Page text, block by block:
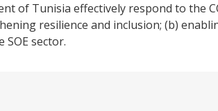
of Tunisia effectively respond to the
resilience and inclusion; (b)
sector.